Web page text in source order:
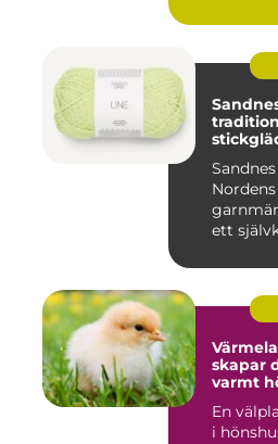
Sandnes
ett
skapar
varmt
En
i